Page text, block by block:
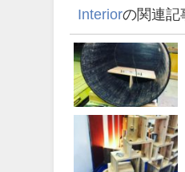
Interiorの関連記